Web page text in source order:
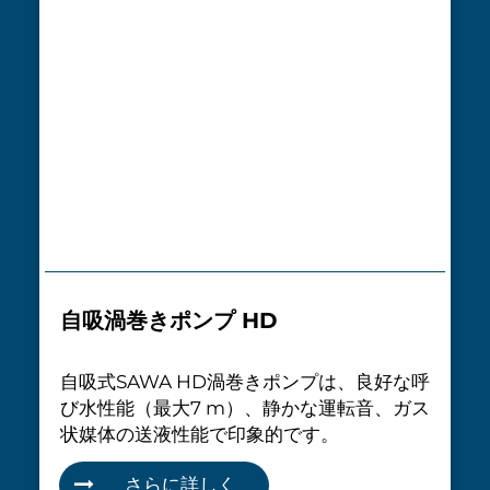
自吸渦巻きポンプ HD
自吸式SAWA HD渦巻きポンプは、良好な呼
び水性能（最大7 m）、静かな運転音、ガス
状媒体の送液性能で印象的です。
さらに詳しく